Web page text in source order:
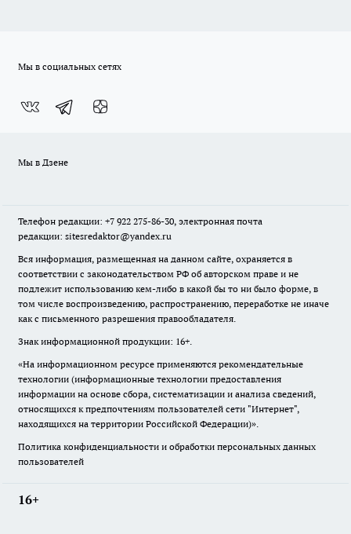
Мы в социальных сетях
Мы в Дзене
Телефон редакции: +7 922 275-86-30, электронная почта
редакции: sitesredaktor@yandex.ru
Вся информация, размещенная на данном сайте, охраняется в
соответствии с законодательством РФ об авторском праве и не
подлежит использованию кем-либо в какой бы то ни было форме, в
том числе воспроизведению, распространению, переработке не иначе
как с письменного разрешения правообладателя.
Знак информационной продукции: 16+.
«На информационном ресурсе применяются рекомендательные
технологии (информационные технологии предоставления
информации на основе сбора, систематизации и анализа сведений,
относящихся к предпочтениям пользователей сети "Интернет",
находящихся на территории Российской Федерации)».
Политика конфиденциальности и обработки персональных данных
пользователей
16+